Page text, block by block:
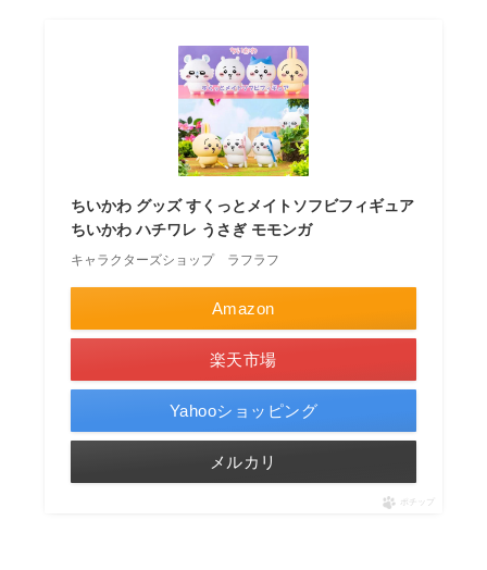
ちいかわ グッズ すくっとメイトソフビフィギュア
ちいかわ ハチワレ うさぎ モモンガ
キャラクターズショップ ラフラフ
Amazon
楽天市場
Yahooショッピング
メルカリ
ポチップ